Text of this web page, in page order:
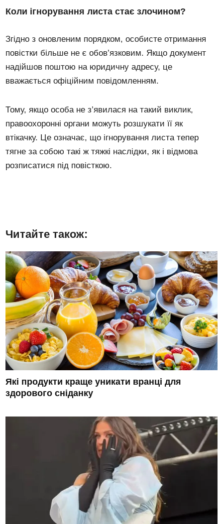
Коли ігнорування листа стає злочином?
Згідно з оновленим порядком, особисте отримання
повістки більше не є обов’язковим. Якщо документ
надійшов поштою на юридичну адресу, це
вважається офіційним повідомленням.
Тому, якщо особа не з’явилася на такий виклик,
правоохоронні органи можуть розшукати її як
втікачку. Це означає, що ігнорування листа тепер
тягне за собою такі ж тяжкі наслідки, як і відмова
розписатися під повісткою.
Читайте також:
Які продукти краще уникати вранці для
здорового сніданку